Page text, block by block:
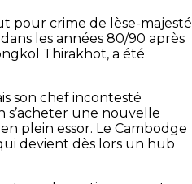
pour crime de lèse-majesté
les années 80/90 après
Thirakhot, a été
son chef incontesté
s’acheter une nouvelle
plein essor. Le Cambodge
devient dès lors un hub